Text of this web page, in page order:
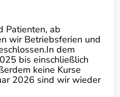
Patienten, ab
wir Betriebsferien und
dem
bis einschließlich
keine Kurse
2026 sind wir wieder